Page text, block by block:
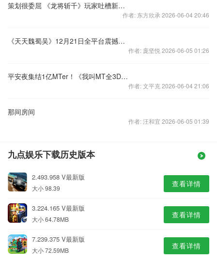
策划很委屈 《龙将斩千》玩家吐槽新武将性别
作者: 东方欣承 2026-06-04 20:46
《天天魏蜀吴》12月21日全平台震撼公测
作者: 庞坚悦 2026-06-05 01:26
平安夜集结1亿MTer！《我叫MT全3D》全面公测
作者: 文平克 2026-06-04 21:06
那间房间
作者: 汪和宜 2026-06-05 01:39
九点娱乐下载历史版本
2.493.958 V最新版
大小 98.39 查看详情
3.224.165 V最新版
大小 64.78MB 查看详情
7.239.375 V最新版
大小 72.59MB 查看详情